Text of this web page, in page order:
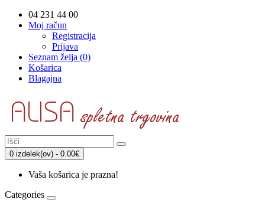
04 231 44 00
Moj račun
Registracija
Prijava
Seznam želja (0)
Košarica
Blagajna
0 izdelek(ov) - 0.00€
Vaša košarica je prazna!
Categories